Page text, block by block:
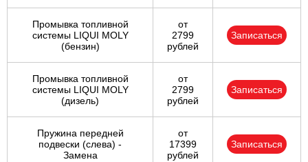
Промывка топливной
системы LIQUI MOLY
(бензин)
от
2799
рублей
Записаться
Промывка топливной
системы LIQUI MOLY
(дизель)
от
2799
рублей
Записаться
Пружина передней
подвески (слева) -
Замена
от
17399
рублей
Записаться